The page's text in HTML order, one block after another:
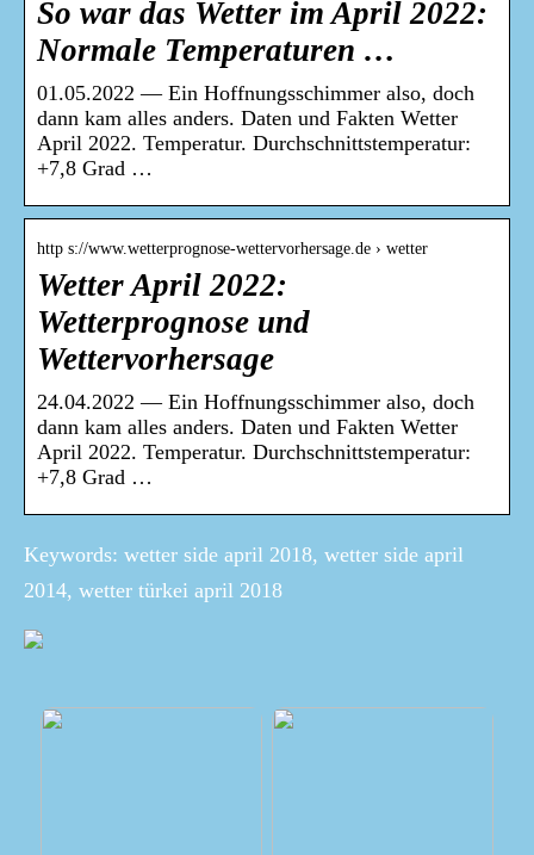
So war das Wetter im April 2022:
Normale Temperaturen …
01.05.2022 — Ein Hoffnungsschimmer also, doch
dann kam alles anders. Daten und Fakten Wetter
April 2022. Temperatur. Durchschnittstemperatur:
+7,8 Grad …
http s://www.wetterprognose-wettervorhersage.de › wetter
Wetter April 2022:
Wetterprognose und
Wettervorhersage
24.04.2022 — Ein Hoffnungsschimmer also, doch
dann kam alles anders. Daten und Fakten Wetter
April 2022. Temperatur. Durchschnittstemperatur:
+7,8 Grad …
Keywords: wetter side april 2018, wetter side april
2014, wetter türkei april 2018